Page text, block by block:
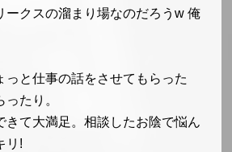
ークスの溜まり場なのだろうw 俺
っと仕事の話をさせてもらった
たり。
きて大満足。相談したお陰で悩ん
リ!